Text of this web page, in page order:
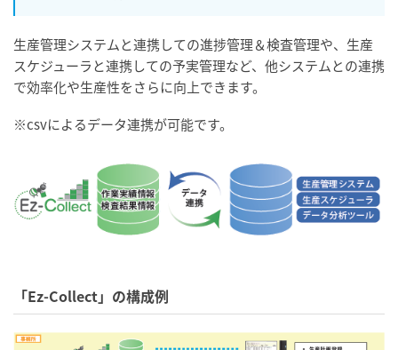
生産管理システムと連携しての進捗管理＆検査管理や、生産
スケジューラと連携しての予実管理など、他システムとの連携
で効率化や生産性をさらに向上できます。
※csvによるデータ連携が可能です。
「Ez-Collect」の構成例